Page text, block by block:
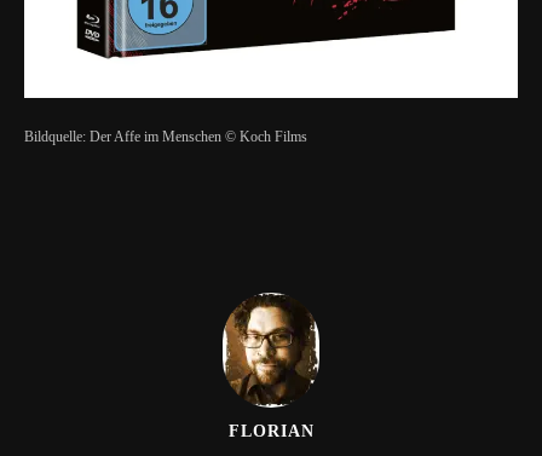
Bildquelle: Der Affe im Menschen © Koch Films
FLORIAN